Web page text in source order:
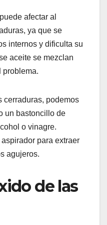
afectar al
ya que se
internos y dificulta su
aceite se mezclan
problema.
cerraduras, podemos
un bastoncillo de
o vinagre.
para extraer
agujeros.
de las